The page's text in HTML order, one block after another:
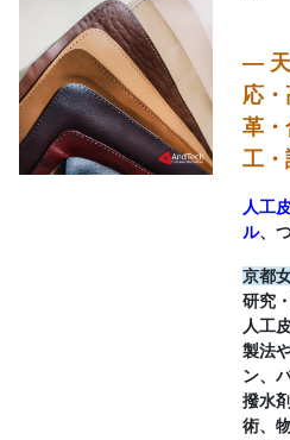
― 天
応
革・
工
人工
ル、
京都
研究
人工
製法
ン、
撥水
術、